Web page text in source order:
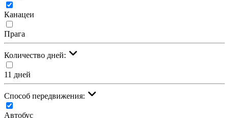
Канацеи
Прага
Количество дней:
11 дней
Cпособ передвижения:
Автобус